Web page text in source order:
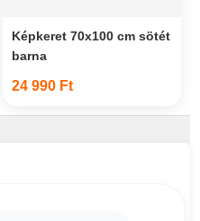
Képkeret 70x100 cm sötét
barna
24 990 Ft